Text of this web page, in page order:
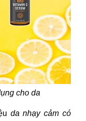
cho da
da nhạy cảm có